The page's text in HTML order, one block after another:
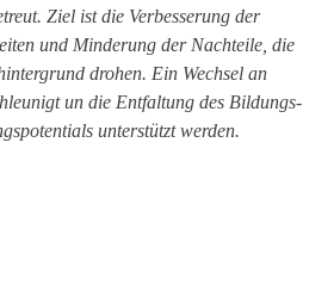
Ziel ist die Verbesserung der
und Minderung der Nachteile, die
drohen. Ein Wechsel an
un die Entfaltung des Bildungs-
unterstützt werden.